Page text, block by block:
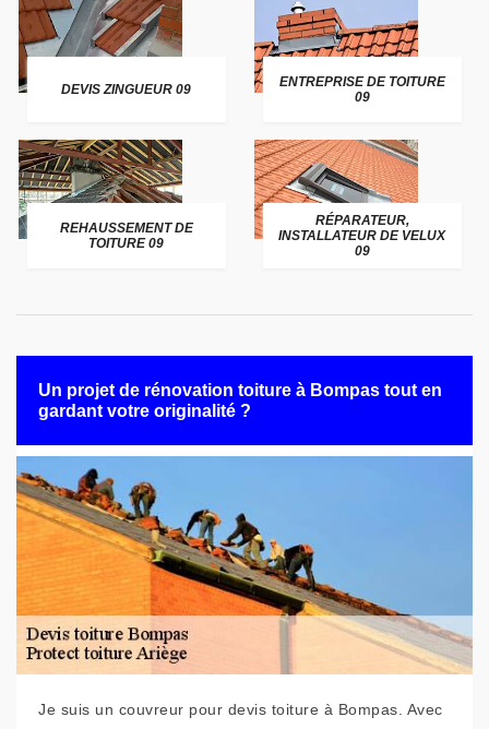
DEVIS ZINGUEUR 09
ENTREPRISE DE TOITURE
09
REHAUSSEMENT DE
TOITURE 09
RÉPARATEUR,
INSTALLATEUR DE VELUX
09
Un projet de rénovation toiture à Bompas tout en
gardant votre originalité ?
Je suis un couvreur pour devis toiture à Bompas. Avec